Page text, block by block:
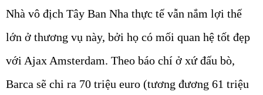
Nhà vô địch Tây Ban Nha thực tế vẫn nắm lợi thế
lớn ở thương vụ này, bởi họ có mối quan hệ tốt đẹp
với Ajax Amsterdam. Theo báo chí ở xứ đấu bò,
Barca sẽ chi ra 70 triệu euro (tương đương 61 triệu